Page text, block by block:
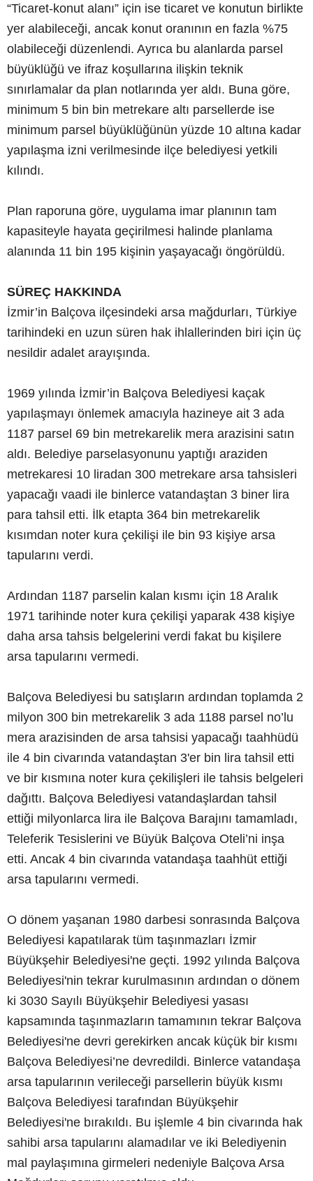
“Ticaret-konut alanı” için ise ticaret ve konutun birlikte
yer alabileceği, ancak konut oranının en fazla %75
olabileceği düzenlendi. Ayrıca bu alanlarda parsel
büyüklüğü ve ifraz koşullarına ilişkin teknik
sınırlamalar da plan notlarında yer aldı. Buna göre,
minimum 5 bin bin metrekare altı parsellerde ise
minimum parsel büyüklüğünün yüzde 10 altına kadar
yapılaşma izni verilmesinde ilçe belediyesi yetkili
kılındı.
Plan raporuna göre, uygulama imar planının tam
kapasiteyle hayata geçirilmesi halinde planlama
alanında 11 bin 195 kişinin yaşayacağı öngörüldü.
SÜREÇ HAKKINDA
İzmir’in Balçova ilçesindeki arsa mağdurları, Türkiye
tarihindeki en uzun süren hak ihlallerinden biri için üç
nesildir adalet arayışında.
1969 yılında İzmir’in Balçova Belediyesi kaçak
yapılaşmayı önlemek amacıyla hazineye ait 3 ada
1187 parsel 69 bin metrekarelik mera arazisini satın
aldı. Belediye parselasyonunu yaptığı araziden
metrekaresi 10 liradan 300 metrekare arsa tahsisleri
yapacağı vaadi ile binlerce vatandaştan 3 biner lira
para tahsil etti. İlk etapta 364 bin metrekarelik
kısımdan noter kura çekilişi ile bin 93 kişiye arsa
tapularını verdi.
Ardından 1187 parselin kalan kısmı için 18 Aralık
1971 tarihinde noter kura çekilişi yaparak 438 kişiye
daha arsa tahsis belgelerini verdi fakat bu kişilere
arsa tapularını vermedi.
Balçova Belediyesi bu satışların ardından toplamda 2
milyon 300 bin metrekarelik 3 ada 1188 parsel no’lu
mera arazisinden de arsa tahsisi yapacağı taahhüdü
ile 4 bin civarında vatandaştan 3'er bin lira tahsil etti
ve bir kısmına noter kura çekilişleri ile tahsis belgeleri
dağıttı. Balçova Belediyesi vatandaşlardan tahsil
ettiği milyonlarca lira ile Balçova Barajını tamamladı,
Teleferik Tesislerini ve Büyük Balçova Oteli’ni inşa
etti. Ancak 4 bin civarında vatandaşa taahhüt ettiği
arsa tapularını vermedi.
O dönem yaşanan 1980 darbesi sonrasında Balçova
Belediyesi kapatılarak tüm taşınmazları İzmir
Büyükşehir Belediyesi'ne geçti. 1992 yılında Balçova
Belediyesi'nin tekrar kurulmasının ardından o dönem
ki 3030 Sayılı Büyükşehir Belediyesi yasası
kapsamında taşınmazların tamamının tekrar Balçova
Belediyesi'ne devri gerekirken ancak küçük bir kısmı
Balçova Belediyesi’ne devredildi. Binlerce vatandaşa
arsa tapularının verileceği parsellerin büyük kısmı
Balçova Belediyesi tarafından Büyükşehir
Belediyesi'ne bırakıldı. Bu işlemle 4 bin civarında hak
sahibi arsa tapularını alamadılar ve iki Belediyenin
mal paylaşımına girmeleri nedeniyle Balçova Arsa